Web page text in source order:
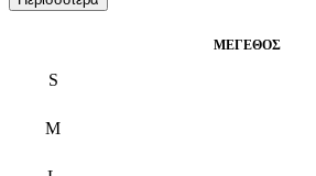
ΜΈΓΕΘΟΣ
S
M